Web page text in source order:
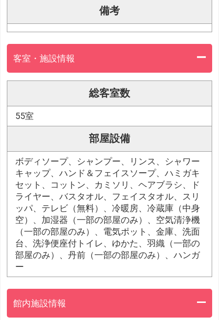
備考
客室・施設情報
総客室数
55室
部屋設備
ボディソープ、シャンプー、リンス、シャワー
キャップ、ハンド＆フェイスソープ、ハミガキ
セット、コットン、カミソリ、ヘアブラシ、ド
ライヤー、バスタオル、フェイスタオル、スリ
ッパ、テレビ（無料）、冷暖房、冷蔵庫（中身
空）、加湿器（一部の部屋のみ）、空気清浄機
（一部の部屋のみ）、電気ポット、金庫、洗面
台、洗浄便座付トイレ、ゆかた、羽織（一部の
部屋のみ）、丹前（一部の部屋のみ）、ハンガ
ー
館内施設情報